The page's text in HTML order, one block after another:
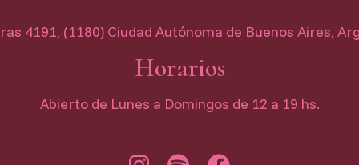
4191, (1180) Ciudad Autónoma de Buenos Aires,
Horarios
Abierto de Lunes a Domingos de 12 a 19 hs.